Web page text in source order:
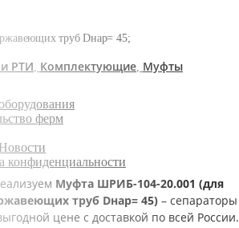
ферм
конфиденциальности
труб Dнар= 45;
РТИ Комплектующие Муфты
Муфта ШРИБ-104-20.001 (для
труб Dнар= 45) – сепараторы
цене с доставкой по всей России.